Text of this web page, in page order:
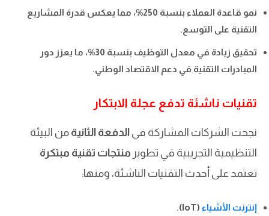
نمو قاعدة العملاء بنسبة 250%، مما يعكس قدرة المشاريع
التقنية على التوسع.
تحقيق زيادة في معدل التوظيف بنسبة 30%، ما يعزز دور
المبادرات التقنية في دعم الاقتصاد الوطني.
تقنيات ناشئة تدفع عجلة الابتكار
نجحت الشركات المشاركة في الدفعة الثانية من البيئة
التنظيمية التجريبية في تطوير منتجات تقنية مبتكرة
تعتمد على أحدث التقنيات الناشئة، ومنها:
إنترنت الأشياء (IoT).